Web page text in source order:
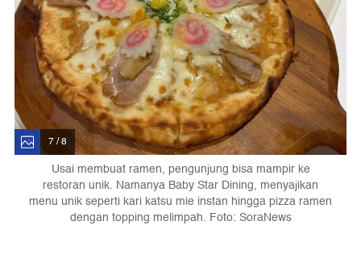
7 / 8
Usai membuat ramen, pengunjung bisa mampir ke
restoran unik. Namanya Baby Star Dining, menyajikan
menu unik seperti kari katsu mie instan hingga pizza ramen
dengan topping melimpah. Foto: SoraNews